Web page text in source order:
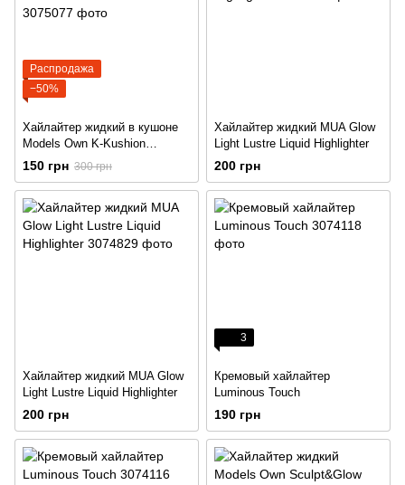
Распродажа
−50%
Хайлайтер жидкий в кушоне
Models Own K-Kushion
Collection Glow
150 грн 300 грн
Хайлайтер жидкий MUA Glow
Light Lustre Liquid Highlighter
200 грн
Хайлайтер жидкий MUA Glow
Light Lustre Liquid Highlighter
200 грн
3
Кремовый хайлайтер
Luminous Touch
190 грн